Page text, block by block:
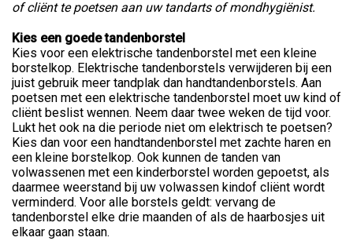
of cliënt te poetsen aan uw tandarts of mondhygiënist.
Kies een goede tandenborstel
Kies voor een elektrische tandenborstel met een kleine
borstelkop. Elektrische tandenborstels verwijderen bij een
juist gebruik meer tandplak dan handtandenborstels. Aan
poetsen met een elektrische tandenborstel moet uw kind of
cliënt beslist wennen. Neem daar twee weken de tijd voor.
Lukt het ook na die periode niet om elektrisch te poetsen?
Kies dan voor een handtandenborstel met zachte haren en
een kleine borstelkop. Ook kunnen de tanden van
volwassenen met een kinderborstel worden gepoetst, als
daarmee weerstand bij uw volwassen kindof cliënt wordt
verminderd. Voor alle borstels geldt: vervang de
tandenborstel elke drie maanden of als de haarbosjes uit
elkaar gaan staan.